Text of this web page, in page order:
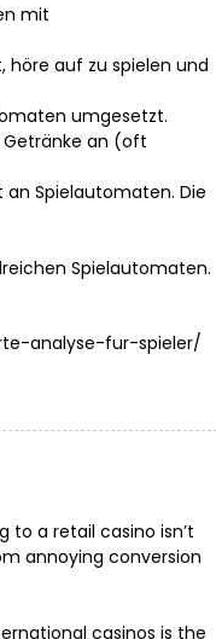
mit
auf zu spielen und
umgesetzt.
Getränke an (oft
Spielautomaten. Die
Spielautomaten.
analyse-fur-spieler/
to a retail casino isn’t
annoying conversion
casinos is the